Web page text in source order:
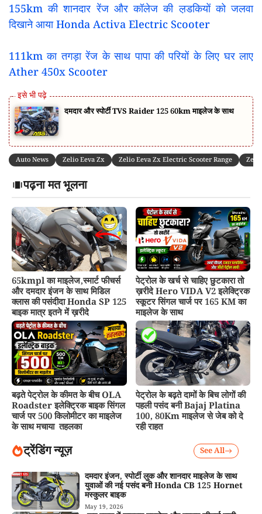
155km की शानदार रेंज और कॉलेज की ल़डकियों को जलवा
दिखाने आया Honda Activa Electric Scooter
111km का तगड़ा रेंज के साथ पापा की परियों के लिए घर लाए
Ather 450x Scooter
दमदार और स्पोर्टी TVS Raider 125 60km माइलेज के साथ
Auto News Zelio Eeva Zx Zelio Eeva Zx Electric Scooter Range
पढ़ना मत भूलना
65kmpl का माइलेज,स्मार्ट फीचर्स
और दमदार इंजन के साथ मिडिल
क्लास की पसंदीदा Honda SP 125
बाइक मात्र इतने में ख़रीदे
पेट्रोल के खर्च से चाहिए छुटकारा तो
ख़रीदे Hero VIDA V2 इलेक्ट्रिक
स्कूटर सिंगल चार्ज पर 165 KM का
माइलेज के साथ
बढ़ते पेट्रोल के कीमत के बीच OLA
Roadster इलेक्ट्रिक बाइक सिंगल
चार्ज पर 500 किलोमीटर का माइलेज
के साथ मचाया तहलका
पेट्रोल के बढ़ते दामों के बिच लोगों की
पहली पसंद बनी Bajaj Platina
100, 80Km माइलेज से जेब को दे
रही राहत
ट्रेंडिंग न्यूज़ See All
दमदार इंजन, स्पोर्टी लुक और शानदार माइलेज के साथ
युवाओं की नई पसंद बनी Honda CB 125 Hornet
मस्कुलर बाइक
May 19, 2026